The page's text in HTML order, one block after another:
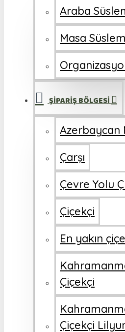
Araba
Masa
ŞİPARİŞ BÖLGESİ
Azerbaycan
Çarşı
Çevre Yolu
Çiçekçi
En yakın
Çiçekçi
Çiçekçi